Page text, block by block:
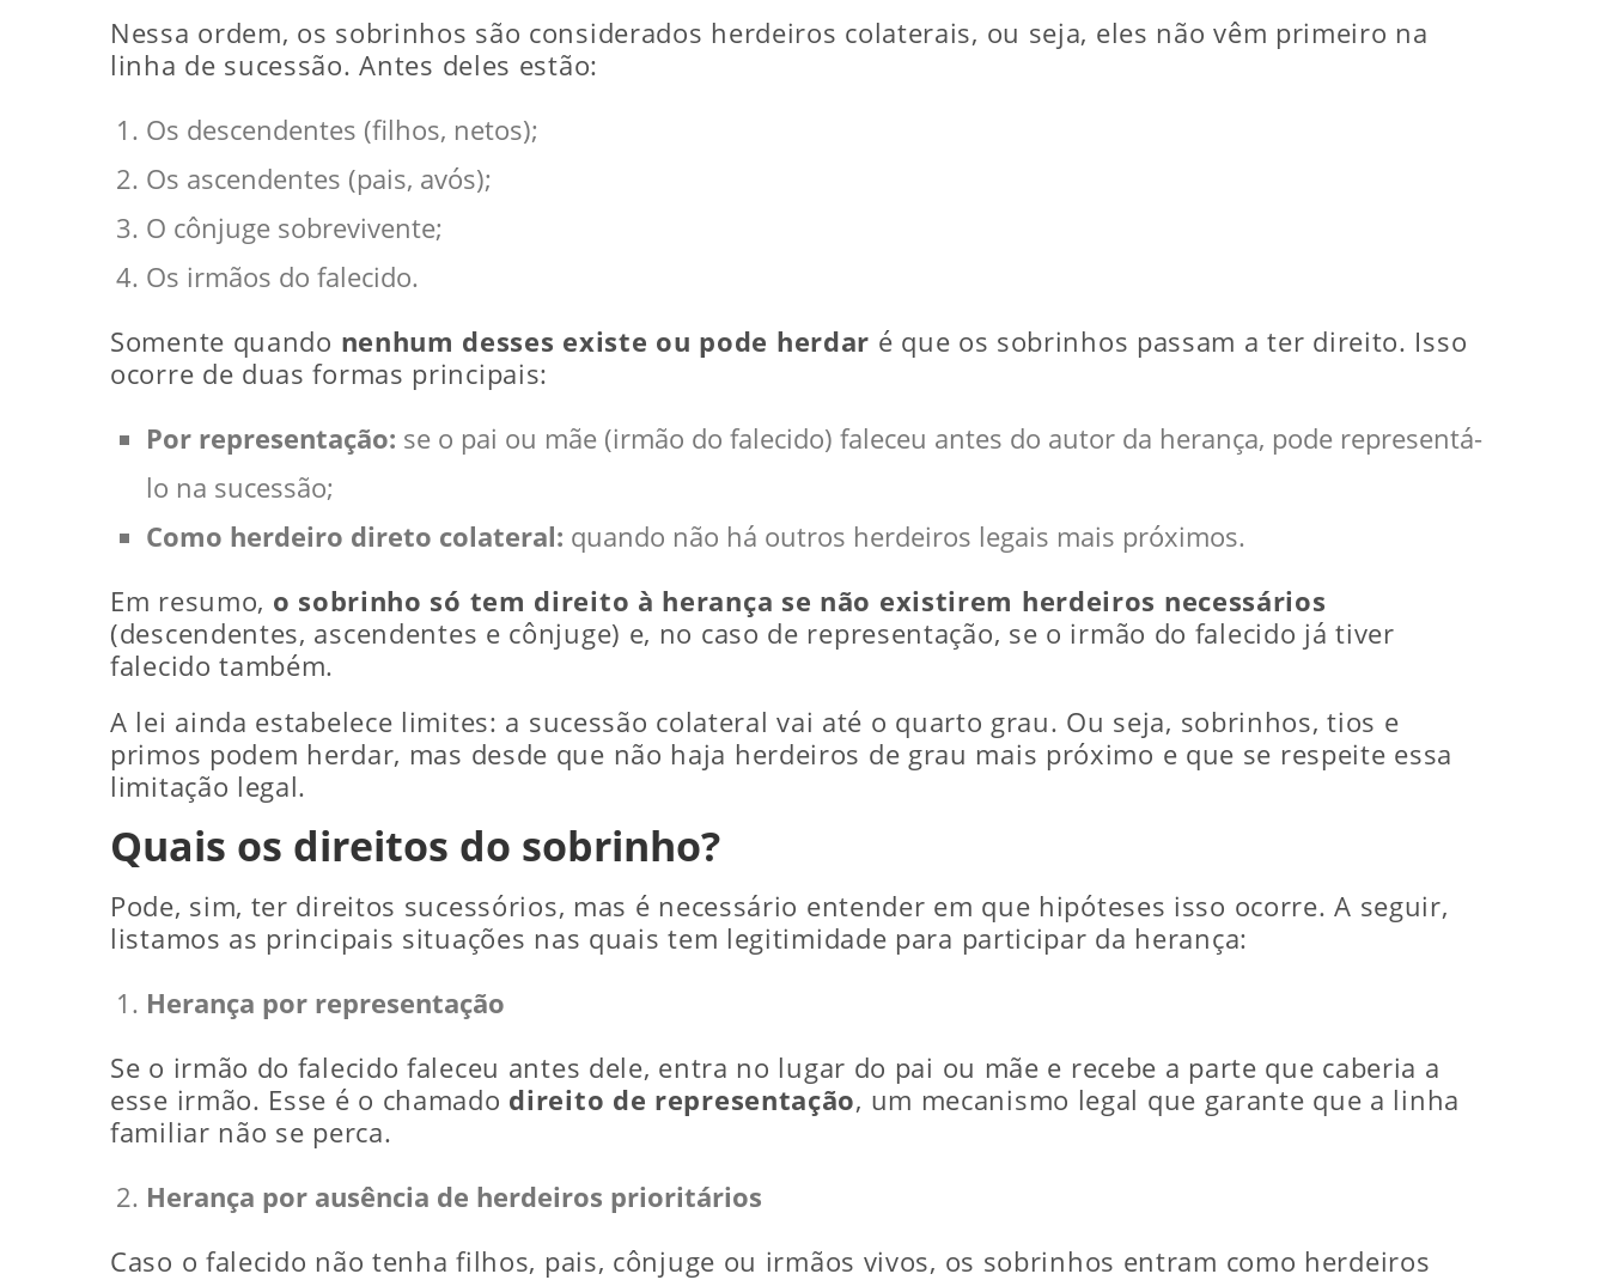
Nessa ordem, os sobrinhos são considerados herdeiros colaterais, ou seja, eles não vêm primeiro na
linha de sucessão. Antes deles estão:
Os descendentes (filhos, netos);
Os ascendentes (pais, avós);
O cônjuge sobrevivente;
Os irmãos do falecido.
Somente quando nenhum desses existe ou pode herdar é que os sobrinhos passam a ter direito. Isso
ocorre de duas formas principais:
Por representação: se o pai ou mãe (irmão do falecido) faleceu antes do autor da herança, pode representá-
lo na sucessão;
Como herdeiro direto colateral: quando não há outros herdeiros legais mais próximos.
Em resumo, o sobrinho só tem direito à herança se não existirem herdeiros necessários
(descendentes, ascendentes e cônjuge) e, no caso de representação, se o irmão do falecido já tiver
falecido também.
A lei ainda estabelece limites: a sucessão colateral vai até o quarto grau. Ou seja, sobrinhos, tios e
primos podem herdar, mas desde que não haja herdeiros de grau mais próximo e que se respeite essa
limitação legal.
Quais os direitos do sobrinho?
Pode, sim, ter direitos sucessórios, mas é necessário entender em que hipóteses isso ocorre. A seguir,
listamos as principais situações nas quais tem legitimidade para participar da herança:
Herança por representação
Se o irmão do falecido faleceu antes dele, entra no lugar do pai ou mãe e recebe a parte que caberia a
esse irmão. Esse é o chamado direito de representação, um mecanismo legal que garante que a linha
familiar não se perca.
Herança por ausência de herdeiros prioritários
Caso o falecido não tenha filhos, pais, cônjuge ou irmãos vivos, os sobrinhos entram como herdeiros